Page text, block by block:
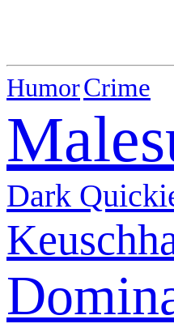
HumorCrime
Dark